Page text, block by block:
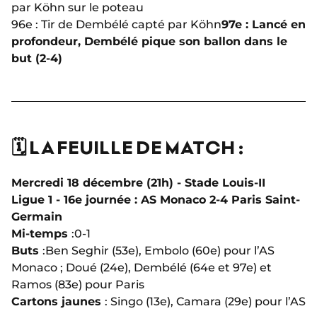
par Köhn sur le poteau
96e : Tir de Dembélé capté par Köhn97e : Lancé en
profondeur, Dembélé pique son ballon dans le
but (2-4)
🗓️ LA FEUILLE DE MATCH :
Mercredi 18 décembre (21h) - Stade Louis-II
Ligue 1 - 16e journée : AS Monaco 2-4 Paris Saint-
Germain
Mi-temps :0-1
Buts :Ben Seghir (53e), Embolo (60e) pour l’AS
Monaco ; Doué (24e), Dembélé (64e et 97e) et
Ramos (83e) pour Paris
Cartons jaunes : Singo (13e), Camara (29e) pour l’AS